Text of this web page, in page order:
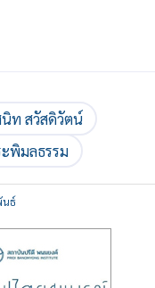
ท สวัสดิวัตน์
พิมลธรรม
นธ์